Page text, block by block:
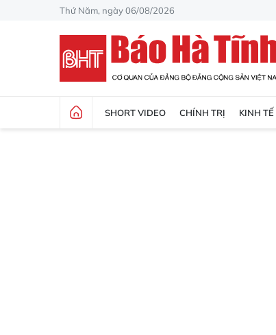
Thứ Năm, ngày 06/08/2026
SHORT VIDEO CHÍNH TRỊ KINH TẾ